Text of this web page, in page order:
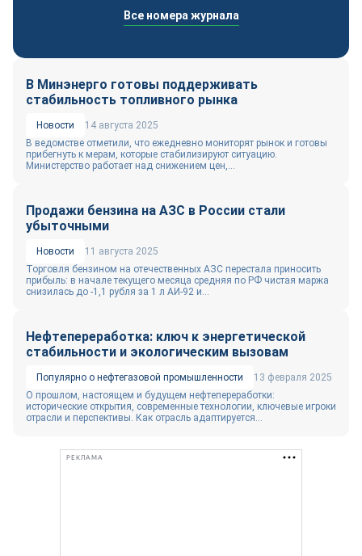
Все номера журнала
В Минэнерго готовы поддерживать
стабильность топливного рынка
Новости
14 августа 2025
В ведомстве отметили, что ежедневно мониторят рынок и готовы
прибегнуть к мерам, которые стабилизируют ситуацию.
Министерство работает над снижением цен,...
Продажи бензина на АЗС в России стали
убыточными
Новости
11 августа 2025
Торговля бензином на отечественных АЗС перестала приносить
прибыль: в начале текущего месяца средняя по РФ чистая маржа
снизилась до -1,1 рубля за 1 л АИ-92 и...
Нефтепереработка: ключ к энергетической
стабильности и экологическим вызовам
Популярно о нефтегазовой промышленности
13 февраля 2025
О прошлом, настоящем и будущем нефтепереработки:
исторические открытия, современные технологии, ключевые игроки
отрасли и перспективы. Как отрасль адаптируется...
РЕКЛАМА